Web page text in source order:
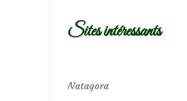
Sites intéressants
Natagora